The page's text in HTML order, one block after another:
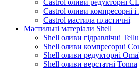
Castrol оливи редукторні
Castrol оливи компресорні і
Castrol мастила пластичні
Мастильні матеріали Shell
Shell оливи гідравлічні
Shell оливи компресорні
Shell оливи редукторні
Shell оливи верстатні Tonna